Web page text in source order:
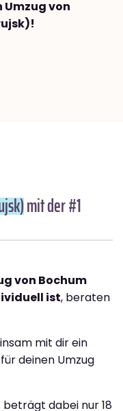
von
mit der #1
von Bochum
ist, beraten
mit dir ein
für deinen Umzug
beträgt dabei nur 18